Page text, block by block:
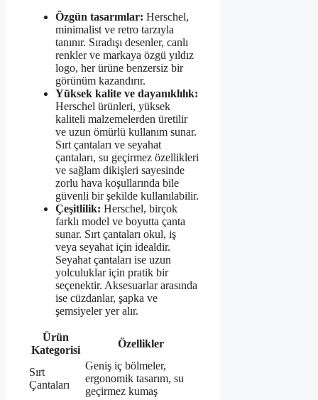
Özgün tasarımlar: Herschel,
minimalist ve retro tarzıyla
tanınır. Sıradışı desenler, canlı
renkler ve markaya özgü yıldız
logo, her ürüne benzersiz bir
görünüm kazandırır.
Yüksek kalite ve dayanıklılık:
Herschel ürünleri, yüksek
kaliteli malzemelerden üretilir
ve uzun ömürlü kullanım sunar.
Sırt çantaları ve seyahat
çantaları, su geçirmez özellikleri
ve sağlam dikişleri sayesinde
zorlu hava koşullarında bile
güvenli bir şekilde kullanılabilir.
Çeşitlilik: Herschel, birçok
farklı model ve boyutta çanta
sunar. Sırt çantaları okul, iş
veya seyahat için idealdir.
Seyahat çantaları ise uzun
yolculuklar için pratik bir
seçenektir. Aksesuarlar arasında
ise cüzdanlar, şapka ve
şemsiyeler yer alır.
Ürün
Kategorisi
Özellikler
Sırt
Çantaları
Geniş iç bölmeler,
ergonomik tasarım, su
geçirmez kumaş